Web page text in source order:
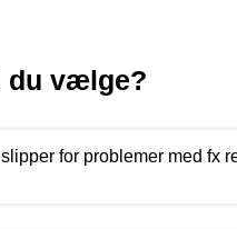
du vælge?
for problemer med fx